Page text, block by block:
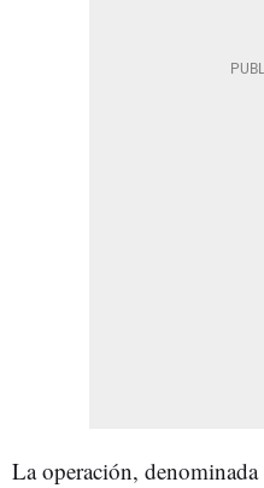
La operación, denominada